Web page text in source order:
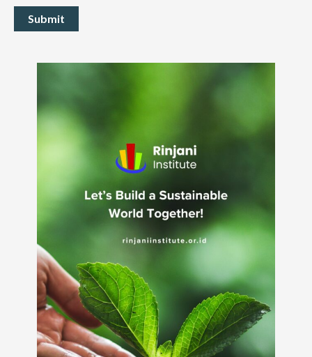
Submit